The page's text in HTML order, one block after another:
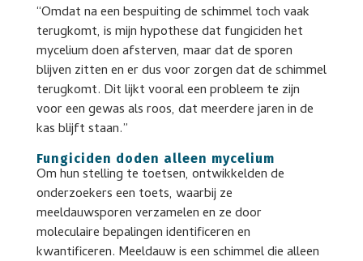
“Omdat na een bespuiting de schimmel toch vaak
terugkomt, is mijn hypothese dat fungiciden het
mycelium doen afsterven, maar dat de sporen
blijven zitten en er dus voor zorgen dat de schimmel
terugkomt. Dit lijkt vooral een probleem te zijn
voor een gewas als roos, dat meerdere jaren in de
kas blijft staan.”
Fungiciden doden alleen mycelium
Om hun stelling te toetsen, ontwikkelden de
onderzoekers een toets, waarbij ze
meeldauwsporen verzamelen en ze door
moleculaire bepalingen identificeren en
kwantificeren. Meeldauw is een schimmel die alleen